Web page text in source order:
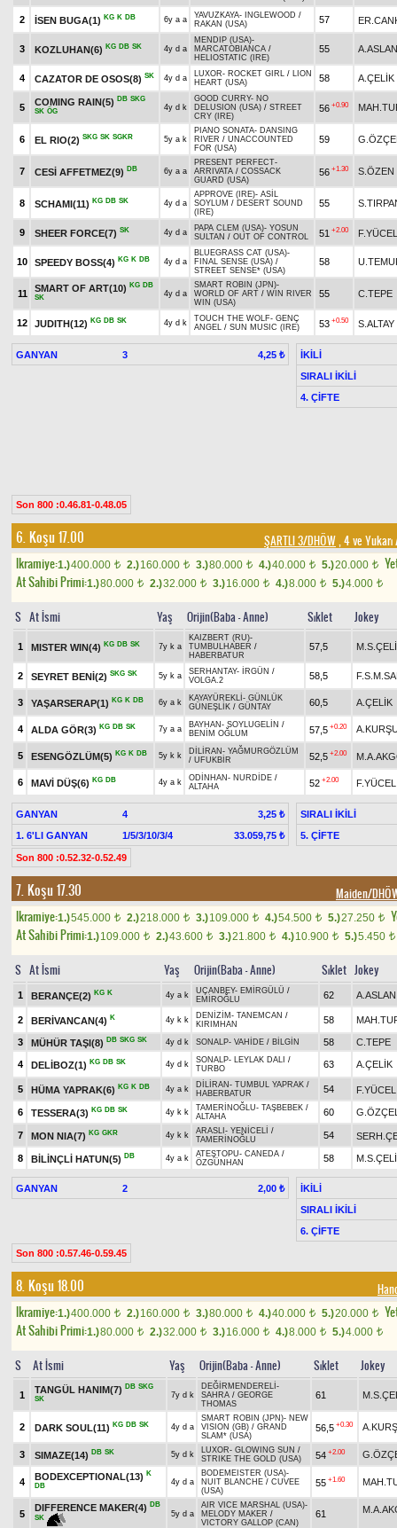
2 İSEN BUGA(1) KG K DB 6y a a YAVUZKAYA- INGLEWOOD /
RAKAN (USA)
57
3 KOZLUHAN(6) KG DB SK 4y d a
MENDIP (USA)-
MARCATOBIANCA /
HELIOSTATIC (IRE)
55 A.ASLAN
4 CAZATOR DE OSOS(8) SK 4y d a LUXOR- ROCKET GIRL / LION
HEART (USA)
58 A.ÇELİK
5
COMING RAIN(5) DB SKG
SK ÖG 4y d k
GOOD CURRY- NO
DELUSION (USA) / STREET
CRY (IRE)
56 +0.90
6 EL RIO(2) SKG SK SGKR 5y a k
PIANO SONATA- DANSING
RIVER / UNACCOUNTED
FOR (USA)
59
7 CESİ AFFETMEZ(9) DB 6y a a
PRESENT PERFECT-
ARRIVATA / COSSACK
GUARD (USA)
56 +1.30 S.ÖZEN
8 SCHAMI(11) KG DB SK 4y d a
APPROVE (IRE)- ASİL
SOYLUM / DESERT SOUND
(IRE)
55
9 SHEER FORCE(7) SK 4y d a PAPA CLEM (USA)- YOSUN
SULTAN / OUT OF CONTROL 51 +2.00 F.YÜCEL
10 SPEEDY BOSS(4) KG K DB 4y d a
BLUEGRASS CAT (USA)-
FINAL SENSE (USA) /
STREET SENSE* (USA)
58
11
SMART OF ART(10) KG DB
SK
4y d a
SMART ROBIN (JPN)-
WORLD OF ART / WIN RIVER
WIN (USA)
55 C.TEPE
12 JUDITH(12) KG DB SK 4y d k TOUCH THE WOLF- GENÇ
ANGEL / SUN MUSIC (IRE) 53 +0.50 S.ALTAY
GANYAN 3 4,25 ₺
İKİLİ
SIRALI İKİLİ
4. ÇİFTE
Son 800 :0.46.81-0.48.05
6. Koşu 17.00 ŞARTLI 3/DHÖW, 4 ve
Ikramiye:1.)400.000 t 2.)160.000 t 3.)80.000 t 4.)40.000 t 5.)20.000 t
At Sahibi Primi:1.)80.000 t 2.)32.000 t 3.)16.000 t 4.)8.000 t 5.)4.000 t
S At İsmi Yaş Orijin(Baba - Anne) Sıklet Jokey
1 MISTER WIN(4) KG DB SK 7y k a
KAIZBERT (RU)-
TUMBULHABER /
HABERBATUR
57,5
2 SEYRET BENİ(2) SKG SK 5y k a SERHANTAY- İRGÜN /
VOLGA.2
58,5
3 YAŞARSERAP(1) KG K DB 6y a k KAYAYÜREKLİ - GÜNLÜK
GÜNEŞLİK / GÜNTAY 60,5 A.ÇELİK
4 ALDA GÖR(3) KG DB SK 7y a a BAYHAN - SOYLUGELİN /
BENİM OĞLUM
57,5 +0.20
5 ESENGÖZLÜM(5) KG K DB 5y k k DİLİRAN - YAĞMURGÖZLÜM
/ UFUKBİR 52,5 +2.00
6 MAVİ DÜŞ(6) KG DB 4y a k ODİNHAN - NURDİDE /
ALTAHA
52 +2.00 F.YÜCEL
GANYAN 4
3,25 ₺
1. 6'LI GANYAN
1/5/3/10/3/4 33.059,75 ₺
SIRALI İKİLİ
5. ÇİFTE
Son 800 :0.52.32-0.52.49
7. Koşu 17.30 Maiden/
Ikramiye:1.)545.000 t 2.)218.000 t 3.)109.000 t 4.)54.500 t 5.)27.250 t
At Sahibi Primi:1.)109.000 t 2.)43.600 t 3.)21.800 t 4.)10.900 t 5.)5.450 t
S At İsmi Yaş Orijin(Baba - Anne) Sıklet Jokey
1 BERANÇE(2) KG K 4y a k UÇANBEY- EMİRGÜLÜ /
EMİROĞLU
62 A.ASLAN
2 BERİVANCAN(4) K 4y k k DENİZİM - TANEMCAN /
KIRIMHAN
58
3 MÜHÜR TAŞI(8) DB SKG SK 4y d k SONALP- VAHİDE / BİLGİN 58 C.TEPE
4 DELİBOZ(1) KG DB SK 4y d k SONALP- LEYLAK DALI /
TURBO
63 A.ÇELİK
5 HÜMA YAPRAK(6) KG K DB 4y a k DİLİRAN - TUMBUL YAPRAK /
HABERBATUR
54 F.YÜCEL
6 TESSERA(3) KG DB SK 4y k k TAMERİNOĞLU- TAŞBEBEK /
ALTAHA
60
7 MON NIA(7) KG GKR 4y k k ARASLI - YENİCELİ /
TAMERİNOĞLU
54
8 BİLİNÇLİ HATUN(5) DB 4y a k ATEŞTOPU- CANEDA /
ÖZGÜNHAN
58
GANYAN 2 2,00 ₺
İKİLİ
SIRALI İKİLİ
6. ÇİFTE
Son 800 :0.57.46-0.59.45
8. Koşu 18.00
Ikramiye:1.)400.000 t 2.)160.000 t 3.)80.000 t 4.)40.000 t 5.)20.000 t
At Sahibi Primi:1.)80.000 t 2.)32.000 t 3.)16.000 t 4.)8.000 t 5.)4.000 t
S At İsmi Yaş Orijin(Baba - Anne) Sıklet Jokey
1
TANGÜL HANIM(7) DB SKG
SK
7y d k
DEĞİRMENDERELİ -
SAHRA / GEORGE
THOMAS
61
2 DARK SOUL(11) KG DB SK 4y d a
SMART ROBIN (JPN)- NEW
VISION (GB) / GRAND
SLAM* (USA)
56,5 +0.30
3 SIMAZE(14) DB SK 5y d k LUXOR- GLOWING SUN /
STRIKE THE GOLD (USA)
54 +2.00
4
BODEXCEPTIONAL(13) K
DB
4y d a
BODEMEISTER (USA)-
NUIT BLANCHE / CUVEE
(USA)
55 +1.60
5
DIFFERENCE MAKER(4) DB
SK
5y d a
AIR VICE MARSHAL (USA)-
MELODY MAKER /
VICTORY GALLOP (CAN)
61